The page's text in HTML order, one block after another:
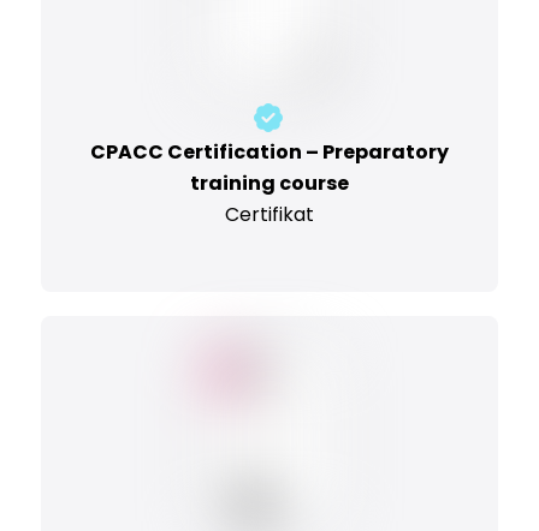
CPACC Certification – Preparatory
training course
Certifikat